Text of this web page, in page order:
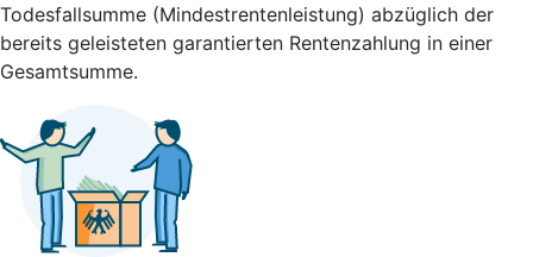
Todesfallsumme (Mindestrentenleistung) abzüglich der
bereits geleisteten garantierten Rentenzahlung in einer
Gesamtsumme.